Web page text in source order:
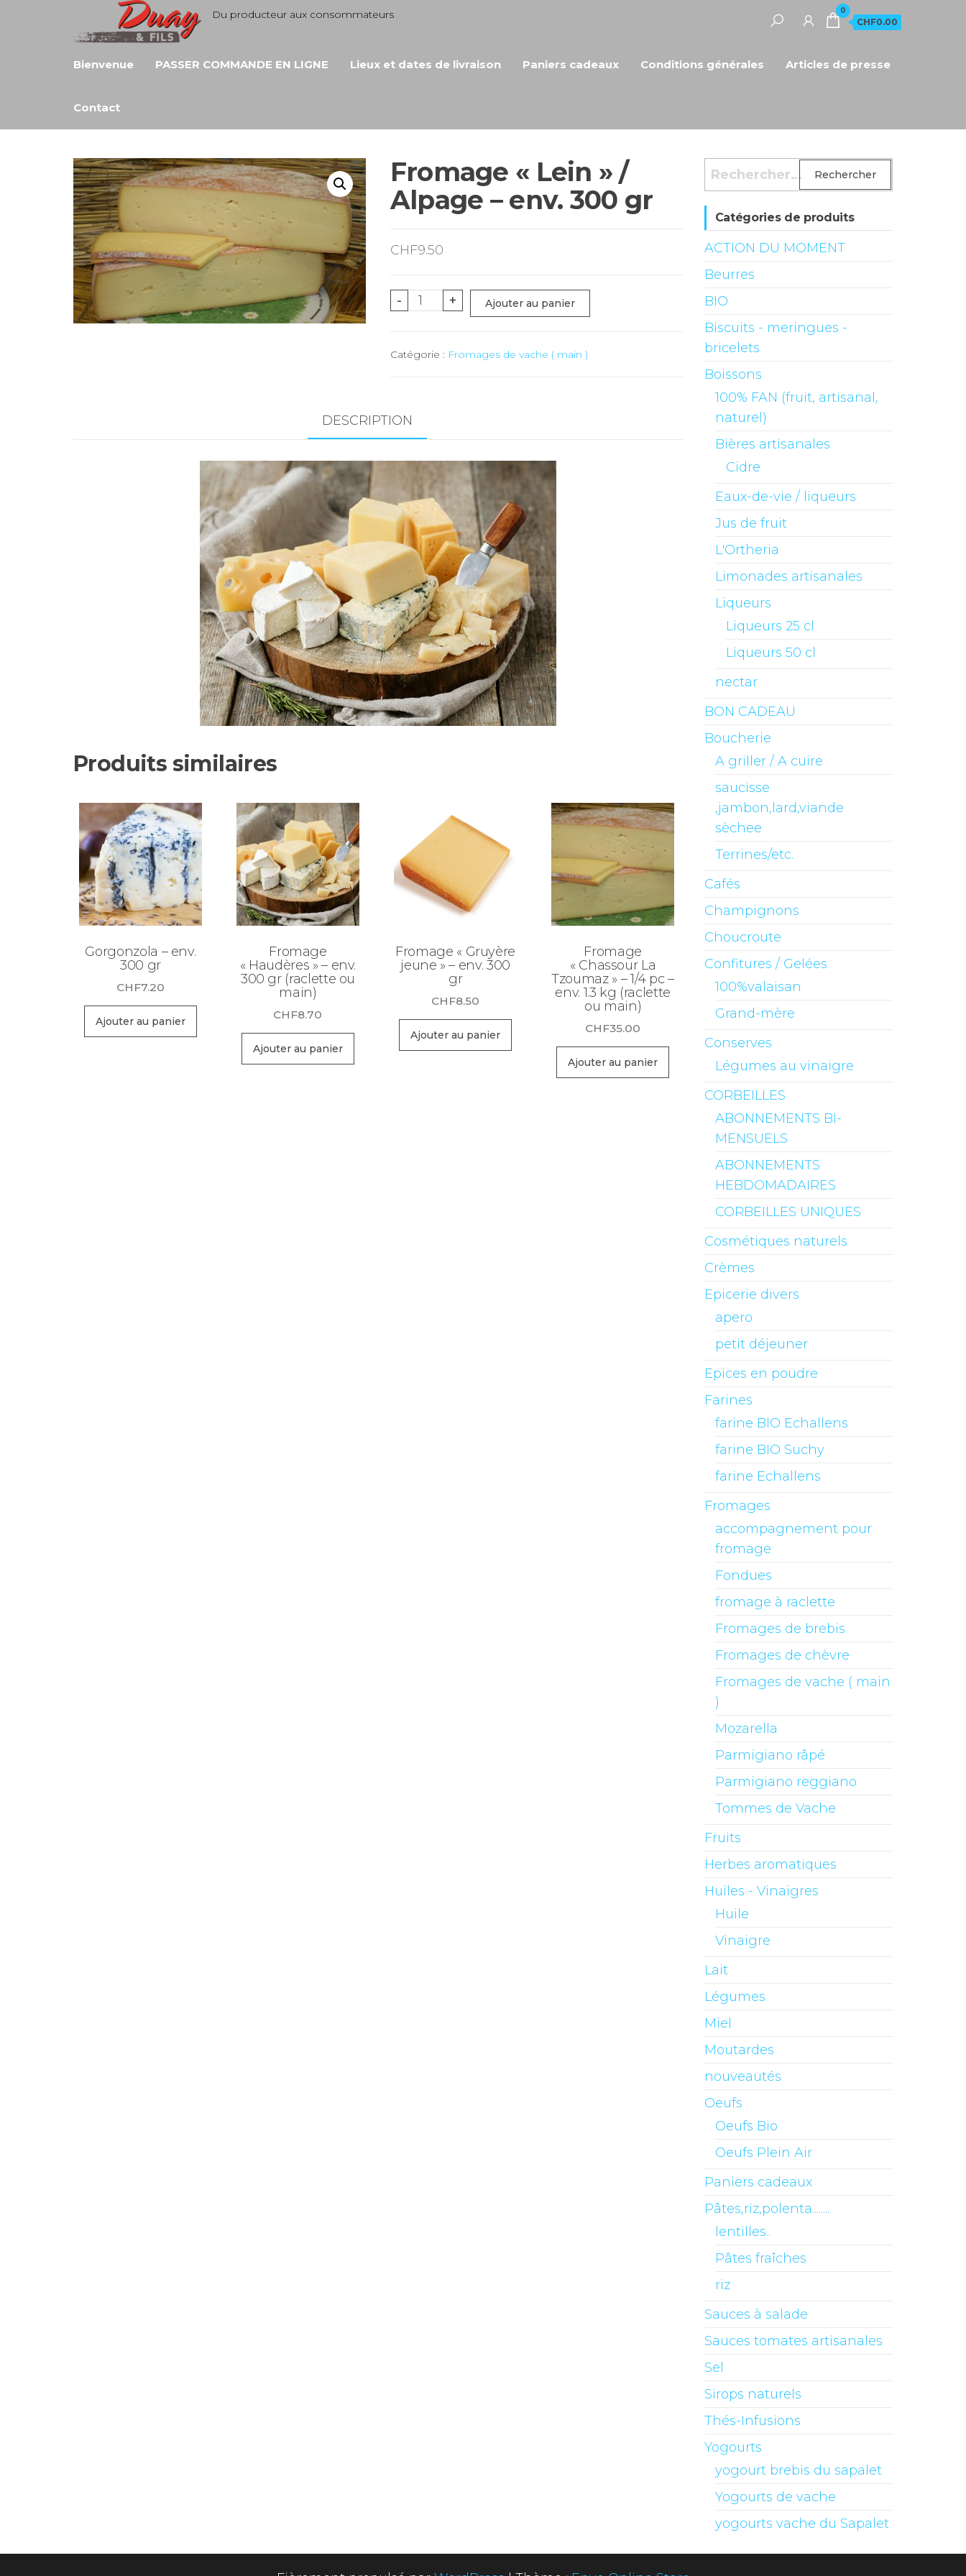
Du producteur aux consommateurs 0
CHF0.00
Bienvenue PASSER COMMANDE EN LIGNE Lieux et dates de livraison Paniers cadeaux Conditions générales Articles de presse
Contact
Fromage « Lein » /
Alpage – env. 300 gr
CHF9.50
-
quantité
"Lein"
-
env.
300
+ Ajouter au panier
Catégorie : Fromages de vache ( main )
DESCRIPTION
Produits similaires
Gorgonzola – env.
300 gr
CHF7.20
Ajouter au panier
Fromage
« Haudères » – env.
300 gr (raclette ou
main)
CHF8.70
Ajouter au panier
Fromage « Gruyère
jeune » – env. 300
gr
CHF8.50
Ajouter au panier
Fromage
« Chassour La
Tzoumaz » – 1/4 pc –
env. 1.3 kg (raclette
ou main)
CHF35.00
Ajouter au panier
Rechercher :
Catégories de produits
ACTION DU MOMENT
Beurres
BIO
Biscuits - meringues -
bricelets
Boissons
100% FAN (fruit, artisanal,
naturel)
Bières artisanales
Cidre
Eaux-de-vie / liqueurs
Jus de fruit
L'Ortheria
Limonades artisanales
Liqueurs
Liqueurs 25 cl
Liqueurs 50 cl
nectar
BON CADEAU
Boucherie
A griller / A cuire
saucisse
,jambon,lard,viande
sèchee
Terrines/etc.
Cafés
Champignons
Choucroute
Confitures / Gelées
100%valaisan
Grand-mère
Conserves
Légumes au vinaigre
CORBEILLES
ABONNEMENTS BI-
MENSUELS
ABONNEMENTS
HEBDOMADAIRES
CORBEILLES UNIQUES
Cosmétiques naturels
Crèmes
Epicerie divers
apero
petit déjeuner
Epices en poudre
Farines
farine BIO Echallens
farine BIO Suchy
farine Echallens
Fromages
accompagnement pour
fromage
Fondues
fromage à raclette
Fromages de brebis
Fromages de chèvre
Fromages de vache ( main
)
Mozarella
Parmigiano râpé
Parmigiano reggiano
Tommes de Vache
Fruits
Herbes aromatiques
Huiles - Vinaigres
Huile
Vinaigre
Lait
Légumes
Miel
Moutardes
nouveautés
Oeufs
Oeufs Bio
Oeufs Plein Air
Paniers cadeaux
Pâtes,riz,polenta........
lentilles..
Pâtes fraîches
riz
Sauces à salade
Sauces tomates artisanales
Sel
Sirops naturels
Thés-Infusions
Yogourts
yogourt brebis du sapalet
Yogourts de vache
yogourts vache du Sapalet